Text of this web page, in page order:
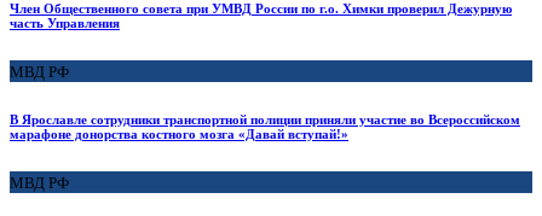
Член Общественного совета при УМВД России по г.о. Химки проверил Дежурную
часть Управления
МВД РФ
В Ярославле сотрудники транспортной полиции приняли участие во Всероссийском
марафоне донорства костного мозга «Давай вступай!»
МВД РФ